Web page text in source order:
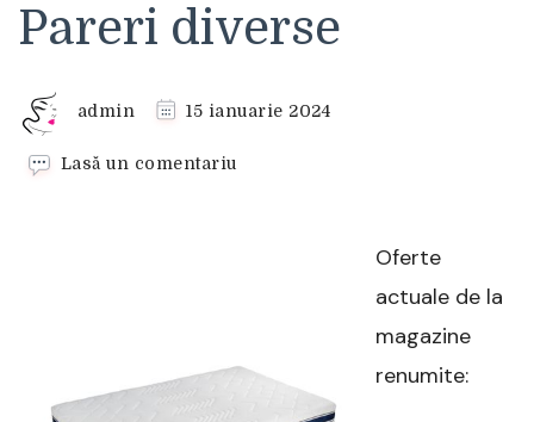
Pareri diverse
admin 15 ianuarie 2024
Lasă un comentariu
Review
detaliat
Oferte
actuale de la
magazine
renumite: